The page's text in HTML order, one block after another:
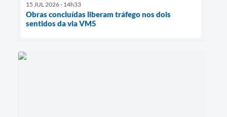
15 JUL 2026 - 14h33
Obras concluídas liberam tráfego nos dois
sentidos da via VM5